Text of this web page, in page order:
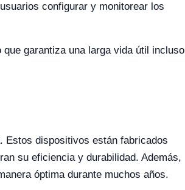
configurar y monitorear los
garantiza una larga vida útil incluso
Estos dispositivos están fabricados
su eficiencia y durabilidad. Además,
óptima durante muchos años.